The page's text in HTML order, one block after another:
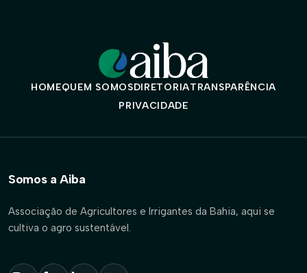
HOMEQUEM SOMOSDIRETORIATRANSPARÊNCIA
PRIVACIDADE
Somos a Aiba
Associação de Agricultores e Irrigantes da Bahia, aqui se
cultiva o agro sustentável.